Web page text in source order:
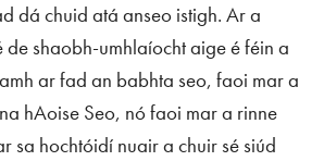
dá chuid atá anseo istigh. Ar a
shaobh-umhlaíocht aige é féin a
ar fad an babhta seo, faoi mar a
hAoise Seo, nó faoi mar a rinne
sa hochtóidí nuair a chuir sé siúd